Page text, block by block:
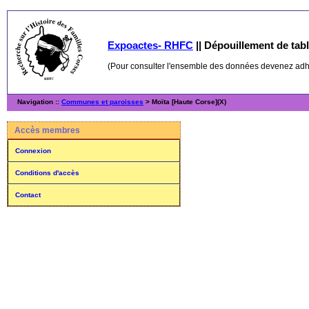
Expoactes- RHFC || Dépouillement de
(Pour consulter l'ensemble des données devenez
Navigation :: Communes et paroisses > Moïta [Haute Corse](X)
Accès membres
Connexion
Conditions d'accès
Contact